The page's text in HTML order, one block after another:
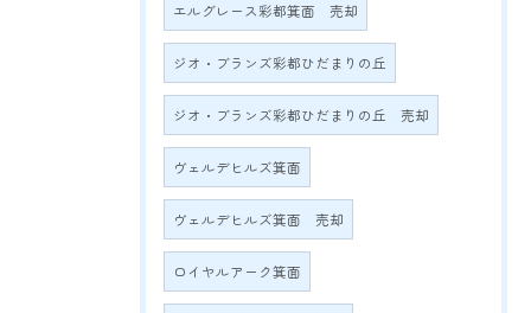
エルグレース彩都箕面 売却
ジオ・ブランズ彩都ひだまりの丘
ジオ・ブランズ彩都ひだまりの丘 売却
ヴェルデヒルズ箕面
ヴェルデヒルズ箕面 売却
ロイヤルアーク箕面